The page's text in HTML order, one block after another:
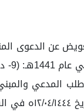
المدعي